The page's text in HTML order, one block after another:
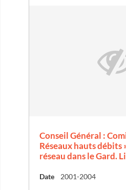
Conseil Général :
Réseaux hauts débits
réseau dans le Gard.
Date 2001-2004